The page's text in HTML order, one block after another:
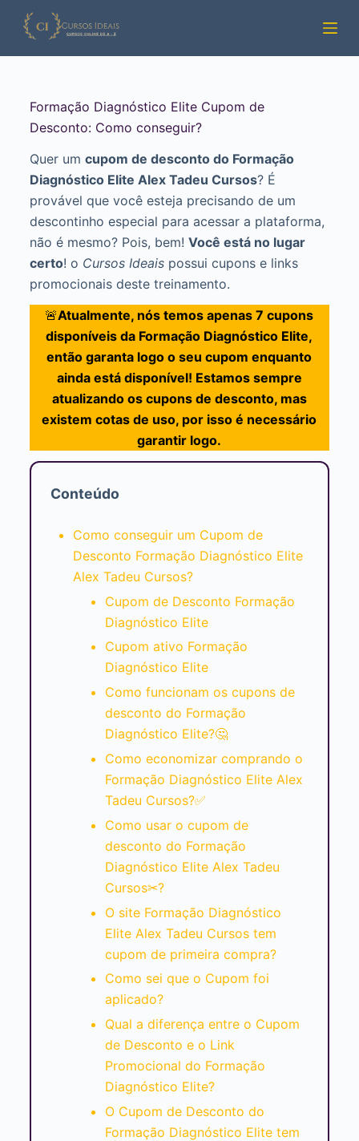
Pular
para
Formação Diagnóstico Elite Cupom de
Desconto: Como conseguir?
Quer um cupom de desconto do Formação
Diagnóstico Elite Alex Tadeu Cursos? É
provável que você esteja precisando de um
descontinho especial para acessar a plataforma,
não é mesmo? Pois, bem! Você está no lugar
certo! o Cursos Ideaispossui cupons e links
promocionais deste treinamento.
🚨Atualmente, nós temos apenas 7 cupons
disponíveis da Formação Diagnóstico Elite,
então garanta logo o seu cupom enquanto
ainda está disponível! Estamos sempre
atualizando os cupons de desconto, mas
existem cotas de uso, por isso é necessário
garantir logo.
Conteúdo
Como conseguir um Cupom de
Desconto Formação Diagnóstico Elite
Alex Tadeu Cursos?
Cupom de Desconto Formação
Diagnóstico Elite
Cupom ativo Formação
Diagnóstico Elite
Como funcionam os cupons de
desconto do Formação
Diagnóstico Elite?🤔
Como economizar comprando o
Formação Diagnóstico Elite Alex
Tadeu Cursos?✅
Como usar o cupom de
desconto do Formação
Diagnóstico Elite Alex Tadeu
Cursos✂?
O site Formação Diagnóstico
Elite Alex Tadeu Cursos tem
cupom de primeira compra?
Como sei que o Cupom foi
aplicado?
Qual a diferença entre o Cupom
de Desconto e o Link
Promocional do Formação
Diagnóstico Elite?
O Cupom de Desconto do
Formação Diagnóstico Elite tem